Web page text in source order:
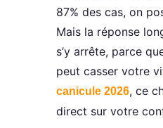
87% des cas, on
Mais la réponse
s’y arrête, parce
peut casser votre
canicule 2026, ce
direct sur votre